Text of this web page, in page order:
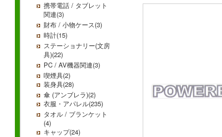
携帯電話 / タブレット
関連(3)
財布 / 小物ケース(3)
時計(15)
ステーショナリー(文房
具)(22)
PC / AV機器関連(3)
喫煙具(2)
装身具(28)
傘 (アンブレラ)(2)
衣服・アパレル(235)
タオル / ブランケット
(4)
キャップ(24)